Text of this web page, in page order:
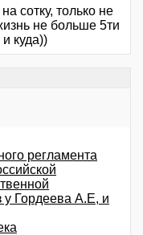
сотку, только не
не больше 5ти
куда))
регламента
у Гордеева А.Е, и